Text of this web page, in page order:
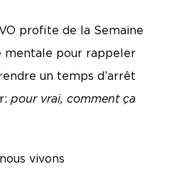
profite de la Semaine
mentale pour rappeler
un temps d’arrêt
pour vrai, comment ça
vivons